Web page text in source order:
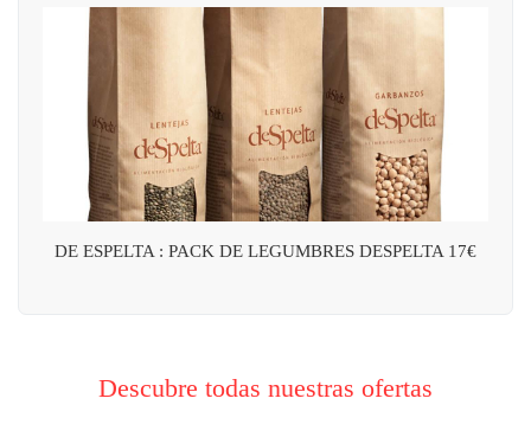
DE ESPELTA : PACK DE LEGUMBRES DESPELTA 17€
Descubre todas nuestras ofertas